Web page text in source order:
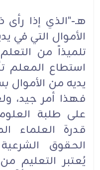
هـ-"الذي إذا
الأموال التي في
تلميذاً من
استطاع المعلم
يديه من
فهذا أمر جيد،
على طلبة
قدرة العلماء
الحقوق
يُعتبر